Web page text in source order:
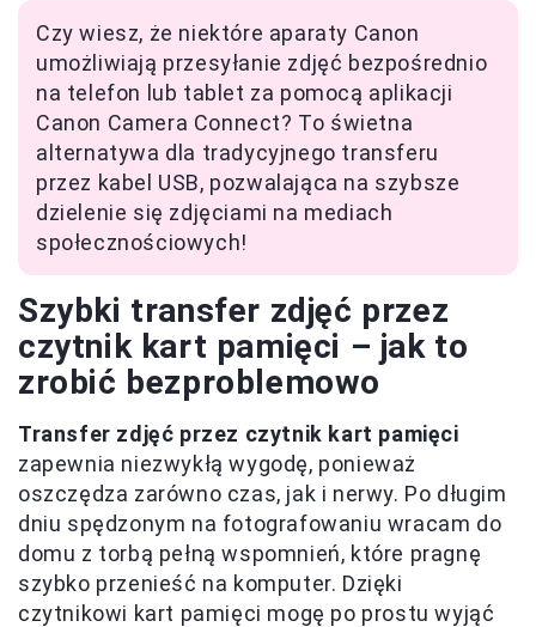
Czy wiesz, że niektóre aparaty Canon
umożliwiają przesyłanie zdjęć bezpośrednio
na telefon lub tablet za pomocą aplikacji
Canon Camera Connect? To świetna
alternatywa dla tradycyjnego transferu
przez kabel USB, pozwalająca na szybsze
dzielenie się zdjęciami na mediach
społecznościowych!
Szybki transfer zdjęć przez
czytnik kart pamięci – jak to
zrobić bezproblemowo
Transfer zdjęć przez czytnik kart pamięci
zapewnia niezwykłą wygodę, ponieważ
oszczędza zarówno czas, jak i nerwy. Po długim
dniu spędzonym na fotografowaniu wracam do
domu z torbą pełną wspomnień, które pragnę
szybko przenieść na komputer. Dzięki
czytnikowi kart pamięci mogę po prostu wyjąć